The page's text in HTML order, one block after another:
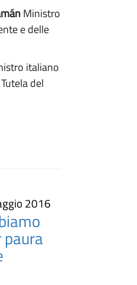
Ministro
e delle
italiano
del
2016